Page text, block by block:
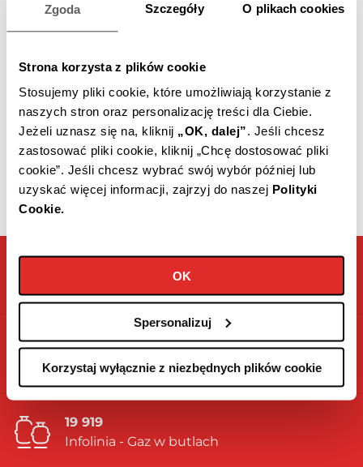
Zgoda Szczegóły O plikach cookies
Strona korzysta z plików cookie
Stosujemy pliki cookie, które umożliwiają korzystanie z
naszych stron oraz personalizację treści dla Ciebie.
Jeżeli uznasz się na, kliknij „OK, dalej”. Jeśli chcesz
zastosować pliki cookie, kliknij „Chcę dostosować pliki
cookie”. Jeśli chcesz wybrać swój wybór później lub
uzyskać więcej informacji, zajrzyj do naszej Polityki
Cookie.
OK
Spersonalizuj
Korzystaj wyłącznie z niezbędnych plików cookie
dostępny jest w Dziale Obsługi
pobrać na stronie.
Popierz cennik usług i opłat
GASPOL
Skontaktuj się z nami przez Portal Klienta
606 800 400
Infolinia - Zbiornik LPG
19 919
Infolinia - Gaz w butlach